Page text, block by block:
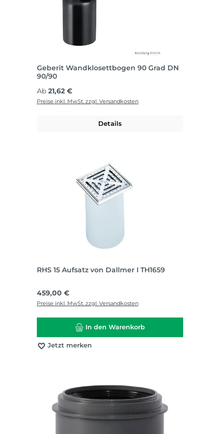
Geberit Wandklosettbogen 90 Grad DN
90/90
Regulärer Preis:
Ab 21,62 €
Preise inkl. MwSt. zzgl. Versandkosten
Details
RHS 15 Aufsatz von Dallmer I TH1659
Regulärer Preis:
459,00 €
Preise inkl. MwSt. zzgl. Versandkosten
In den Warenkorb
Jetzt merken